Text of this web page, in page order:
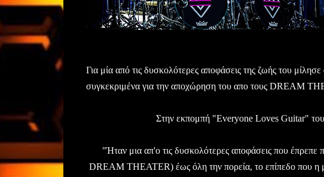
Για μία από τις δυσκολότερες αποφάσεις της ζωής του
συγκεκριμένα για την αποχώρηση του απο τους DREAM
Στην εκπομπή "Everyone Loves Guitar" του
"Ήταν μια απ'ο τις δυσκολότερες αποφάσεις που
DREAM THEATER) έως όλη την πορεία, το επίπεδο που η